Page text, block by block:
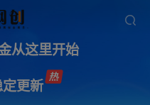
从这里开始
更新